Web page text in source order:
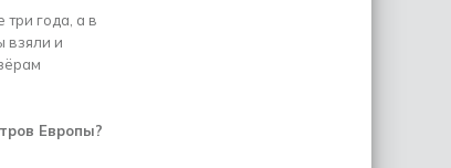
года, а в
взяли и
Европы?